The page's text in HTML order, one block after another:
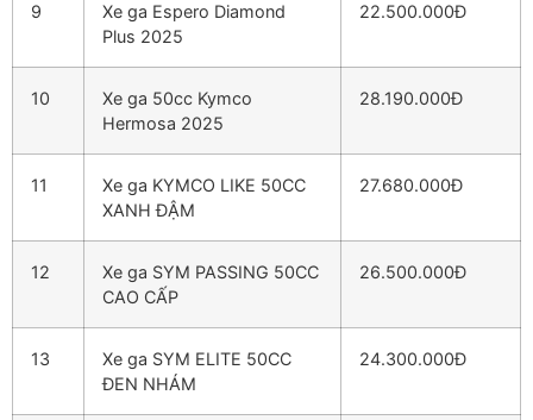
9
Xe ga Espero Diamond
Plus 2025
22.500.000Đ
10
Xe ga 50cc Kymco
Hermosa 2025
28.190.000Đ
11
Xe ga KYMCO LIKE 50CC
XANH ĐẬM
27.680.000Đ
12
Xe ga SYM PASSING 50CC
CAO CẤP
26.500.000Đ
13
Xe ga SYM ELITE 50CC
ĐEN NHÁM
24.300.000Đ